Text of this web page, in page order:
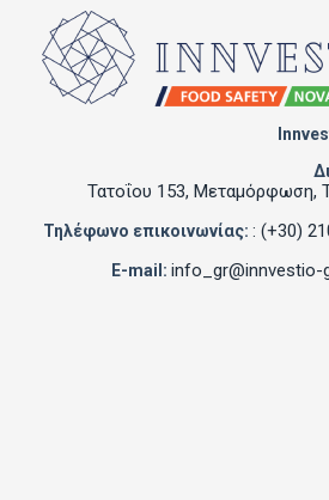
Τατοΐου 153, Μεταμόρφωση,
Τηλέφωνο επικοινωνίας: : (+30)
E-mail: info_gr@innvestio-